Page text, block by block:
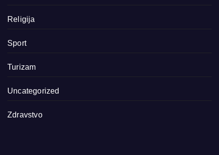
Religija
Sport
Turizam
Uncategorized
Zdravstvo